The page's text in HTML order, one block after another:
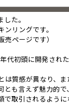
した。
ンリングです。
売ページです）
代初頭に開発され
は質感が異なり、
とも言えず魅力的で
で取引されるように